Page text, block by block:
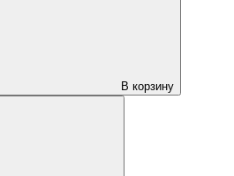
В корзину